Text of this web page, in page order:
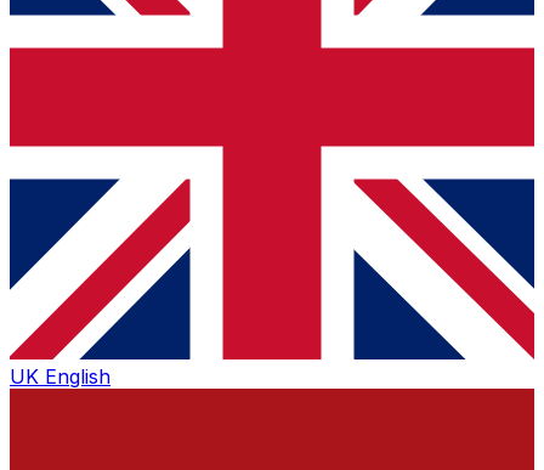
UK English